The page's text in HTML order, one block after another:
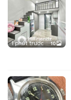
1 phút trước 10